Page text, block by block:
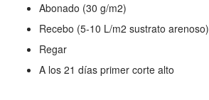
Abonado (30 g/m2)
Recebo (5-10 L/m2 sustrato arenoso)
Regar
A los 21 días primer corte alto